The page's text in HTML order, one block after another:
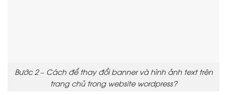
Bước 2 – Cách để thay đổi banner và hình ảnh text trên
trang chủ trong website wordpress?